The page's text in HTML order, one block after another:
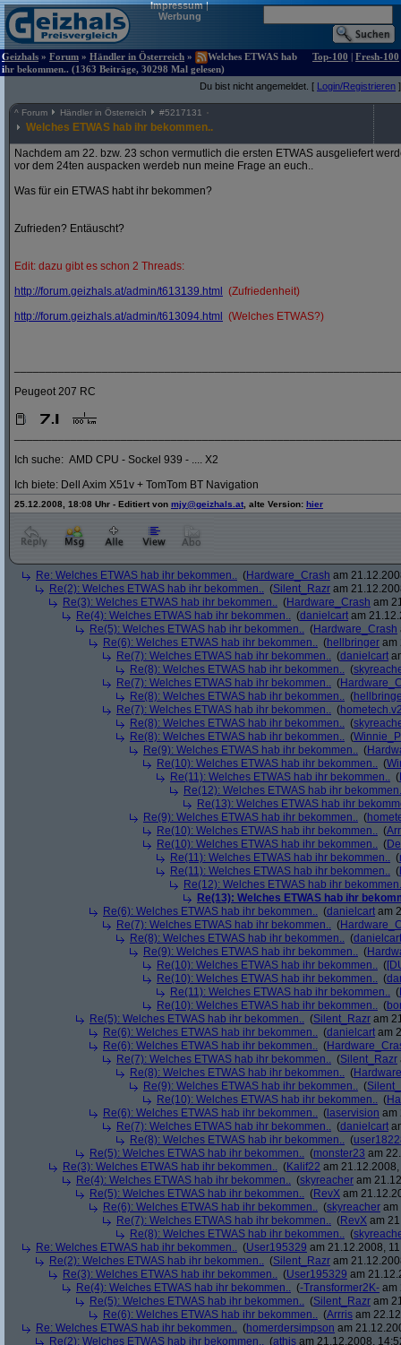
Impressum|
Werbung
Geizhals » Forum » Händler in Österreich »
Welches ETWAS hab
ihr bekommen.. (1363 Beiträge, 30298 Mal gelesen)
Top-100 | Fresh-100
Du bist nicht angemeldet. [ Login/Registrieren ]
^ Forum Händler in Österreich #5217131
Welches ETWAS hab ihr bekommen..
Nachdem am 22. bzw. 23 schon vermutlich die ersten ETWAS ausgeliefert
vor dem 24ten auspacken werdeb nun meine Frage an euch..
Was für ein ETWAS habt ihr bekommen?
Zufrieden? Entäuscht?
Edit: dazu gibt es schon 2 Threads:
http://forum.geizhals.at/admin/t613139.html
(Zufriedenheit)
http://forum.geizhals.at/admin/t613094.html (Welches ETWAS?)
Peugeot 207 RC
Ich suche: AMD CPU - Sockel 939 - .... X2
Ich biete: Dell Axim X51v + TomTom BT Navigation
25.12.2008, 18:08 Uhr - Editiert von mjy@geizhals.at , alte Version: hier
Re: Welches ETWAS hab ihr bekommen.. (Hardware_Crash am
Re(2): Welches ETWAS hab ihr bekommen.. (Silent_Razr am
Re(3): Welches ETWAS hab ihr bekommen.. (Hardware_Crash am
Re(4): Welches ETWAS hab ihr bekommen.. (danielcart am
Re(5): Welches ETWAS hab ihr bekommen.. (Hardware_Crash
Re(6): Welches ETWAS hab ihr bekommen.. (hellbringer am
Re(7): Welches ETWAS hab ihr bekommen.. (danielcart
Re(8): Welches ETWAS hab ihr bekommen.. (
Re(7): Welches ETWAS hab ihr bekommen.. (
Re(8): Welches ETWAS hab ihr bekommen.. (
Re(7): Welches ETWAS hab ihr bekommen.. (
Re(8): Welches ETWAS hab ihr bekommen.. (
Re(8): Welches ETWAS hab ihr bekommen.. (
Re(9): Welches ETWAS hab ihr bekommen.. (
Re(10): Welches ETWAS hab ihr bekommen.. (
Re(11): Welches ETWAS hab ihr bekommen.. (
Re(12): Welches ETWAS hab ihr
Re(13): Welches ETWAS hab ihr
Re(9): Welches ETWAS hab ihr bekommen.. (
Re(10): Welches ETWAS hab ihr bekommen.. (
Re(10): Welches ETWAS hab ihr bekommen.. (
Re(11): Welches ETWAS hab ihr bekommen.. (
Re(11): Welches ETWAS hab ihr bekommen.. (
Re(12): Welches ETWAS hab ihr
Re(13): Welches ETWAS hab ihr
Re(6): Welches ETWAS hab ihr bekommen.. (danielcart am
Re(7): Welches ETWAS hab ihr bekommen.. (
Re(8): Welches ETWAS hab ihr bekommen.. (danielcart
Re(9): Welches ETWAS hab ihr bekommen.. (
Re(10): Welches ETWAS hab ihr bekommen.. (
Re(10): Welches ETWAS hab ihr bekommen.. (
Re(11): Welches ETWAS hab ihr bekommen.. (
Re(10): Welches ETWAS hab ihr bekommen.. (
Re(5): Welches ETWAS hab ihr bekommen.. (Silent_Razr am
Re(6): Welches ETWAS hab ihr bekommen.. (danielcart am
Re(6): Welches ETWAS hab ihr bekommen.. (
Re(7): Welches ETWAS hab ihr bekommen.. (Silent_Razr
Re(8): Welches ETWAS hab ihr bekommen.. (
Re(9): Welches ETWAS hab ihr bekommen.. (
Re(10): Welches ETWAS hab ihr bekommen.. (
Re(6): Welches ETWAS hab ihr bekommen.. ( laservision am
Re(7): Welches ETWAS hab ihr bekommen.. (danielcart
Re(8): Welches ETWAS hab ihr bekommen.. (
Re(5): Welches ETWAS hab ihr bekommen.. (monster23 am
Re(3): Welches ETWAS hab ihr bekommen.. (Kalif22 am
Re(4): Welches ETWAS hab ihr bekommen.. (skyreacher am
Re(5): Welches ETWAS hab ihr bekommen.. (RevX am
Re(6): Welches ETWAS hab ihr bekommen.. (skyreacher am
Re(7): Welches ETWAS hab ihr bekommen.. (RevX am
Re(8): Welches ETWAS hab ihr bekommen.. (
Re: Welches ETWAS hab ihr bekommen.. (User195329 am 21.12.2008,
Re(2): Welches ETWAS hab ihr bekommen.. (Silent_Razr am
Re(3): Welches ETWAS hab ihr bekommen.. (User195329 am
Re(4): Welches ETWAS hab ihr bekommen.. (-Transformer2K- am
Re(5): Welches ETWAS hab ihr bekommen.. (Silent_Razr am
Re(6): Welches ETWAS hab ihr bekommen.. (Arrris am
Re: Welches ETWAS hab ihr bekommen.. (homerdersimpson am
Re(2): Welches ETWAS hab ihr bekommen.. (athis am 21.12.2008,